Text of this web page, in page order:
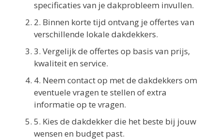
specificaties van je dakprobleem invullen.
2. Binnen korte tijd ontvang je offertes van
verschillende lokale dakdekkers.
3. Vergelijk de offertes op basis van prijs,
kwaliteit en service.
4. Neem contact op met de dakdekkers om
eventuele vragen te stellen of extra
informatie op te vragen.
5. Kies de dakdekker die het beste bij jouw
wensen en budget past.